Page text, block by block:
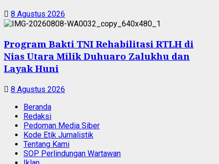
8 Agustus 2026
Program Bakti TNI Rehabilitasi RTLH di
Nias Utara Milik Duhuaro Zalukhu dan
Layak Huni
8 Agustus 2026
Beranda
Redaksi
Pedoman Media Siber
Kode Etik Jurnalistik
Tentang Kami
SOP Perlindungan Wartawan